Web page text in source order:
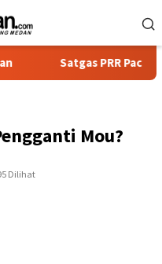
PRR Pacu Realisasi
Mou?
Dilihat